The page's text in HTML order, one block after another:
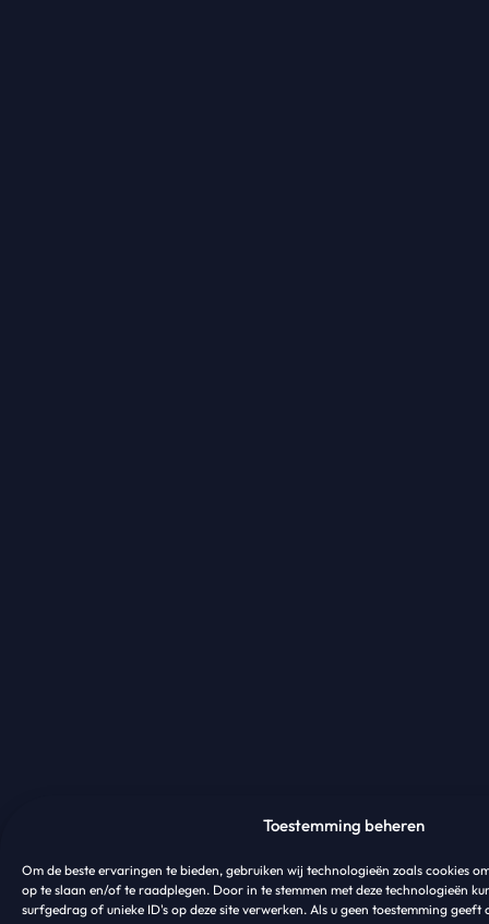
Toestemming beheren
Om de beste ervaringen te bieden, gebruiken wij technologieën zoals cookies
op te slaan en/of te raadplegen. Door in te stemmen met deze technologieën
surfgedrag of unieke ID's op deze site verwerken. Als u geen toestemming